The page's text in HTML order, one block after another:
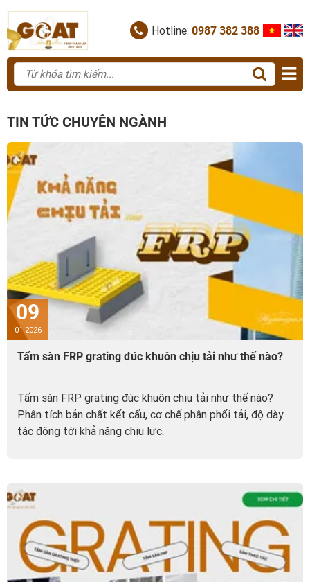
Hotline: 0987 382 388
TIN TỨC CHUYÊN NGÀNH
09
01-2026
Tấm sàn FRP grating đúc khuôn chịu tải như thế nào?
Tấm sàn FRP grating đúc khuôn chịu tải như thế nào?
Phân tích bản chất kết cấu, cơ chế phân phối tải, độ dày
tác động tới khả năng chịu lực.